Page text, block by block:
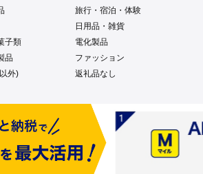
旅行・宿泊・体験
日用品・雑貨
子類
電化製品
品
ファッション
外) 返礼品なし